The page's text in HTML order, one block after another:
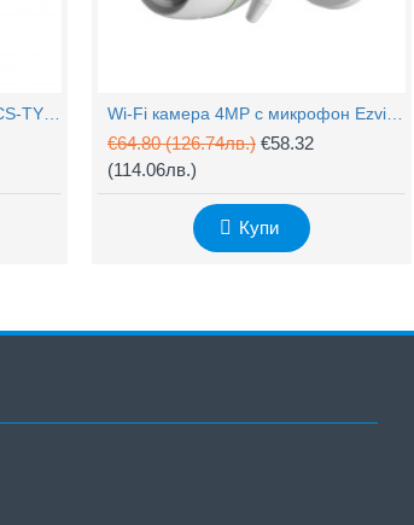
€64.80(126.74лв.) €58.32
(114.06лв.)
Купи